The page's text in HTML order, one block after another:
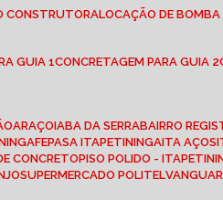
CONSTRUTORA LOCAÇÃO DE
GUIA 1 CONCRETAGEM PARA GUIA 2
ARAÇOIABA DA SERRA BAIRRO
FEPASA ITAPETININGA ITA AÇOS
CONCRETO PISO POLIDO -
SUPERMERCADO POLITEL